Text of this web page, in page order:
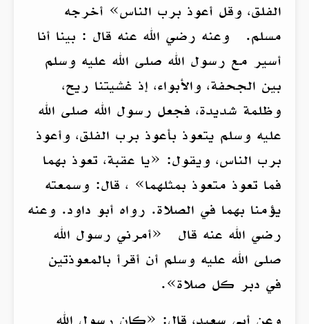
الفلق، وقل أعوذ برب الناس» أخرجه
مسلم. وعنه رضي الله عنه قال : بينا أنا
أسير مع رسول الله صلى الله عليه وسلم
بين الجحفة، والأبواء، إذ غشيتنا ريح،
وظلمة شديدة، فجعل رسول الله صلى الله
عليه وسلم يتعوذ بأعوذ برب الفلق، وأعوذ
برب الناس، ويقول: «يا عقبة، تعوذ بهما
فما تعوذ متعوذ بمثلهما» ، قال: وسمعته
يؤمنا بهما في الصلاة. رواه أبو داود. وعنه
رضي الله عنه قال «أمرني رسول الله
صلى الله عليه وسلم أن أقرأ بالمعوذتين
في دبر كل صلاة».